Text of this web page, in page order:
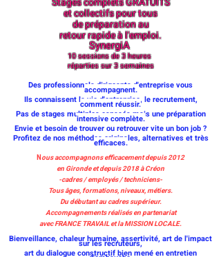
et collectifs pour tous
de préparation au
retour rapide à l'emploi.
SynergiA
10 sessions de 3 heures
réparties sur 3 semaines
Des professionnels dirigeants d'entreprise vous
accompagnent.
Ils connaissent la vie d'entreprise, le recrutement,
comment réussir.
Pas de stages multiples espacés mais une préparation
intensive complète.
Envie et besoin de trouver ou retrouver vite un bon job ?
Profitez de nos méthodes originales, alternatives et très
efficaces.
Nous accompagnons efficacement depuis 2012
en Gironde et depuis 2018 à Créon
-cadres / employés / techniciens-
Tous âges, formations, niveaux, métiers.
Du débutant au cadres supérieur.
Accompagnements réalisés en partenariat
avec FRANCE TRAVAIL et la MISSION LOCALE.
Bienveillance, chaleur humaine, assertivité, art de l'impact
sur les recruteurs,
art du dialogue constructif bien mené en entretien